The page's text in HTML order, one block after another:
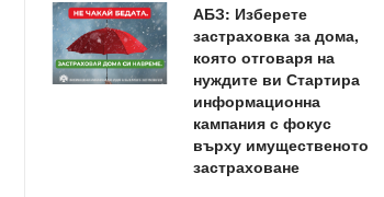
АБЗ: Изберете
застраховка за дома,
която отговаря на
нуждите ви Стартира
информационна
кампания с фокус
върху имущественото
застраховане